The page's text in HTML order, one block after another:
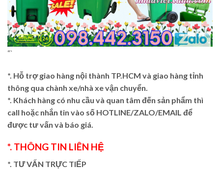
“`
*. Hỗ trợ giao hàng nội thành TP.HCM và giao hàng tỉnh
thông qua chành xe/nhà xe vận chuyển.
*. Khách hàng có nhu cầu và quan tâm đến sản phẩm thì
call hoặc nhắn tin vào số HOTLINE/ZALO/EMAIL để
được tư vấn và báo giá.
*. THÔNG TIN LIÊN HỆ
*. TƯ VẤN TRỰC TIẾP